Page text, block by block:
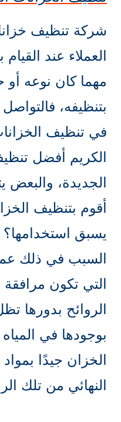
شركة تنظيف
العملاء عند
مهما كان نوعه أو
بتنظيفه،
في تنظيف
الكريم أفضل
الجديدة، والبعض
أقوم بتنظيف
يسبق استخدامها؟
السبب في ذلك
التي تكون مرافقة
الروائح بدورها
بوجودها في
الخزان جيدًا
النهائي من تلك